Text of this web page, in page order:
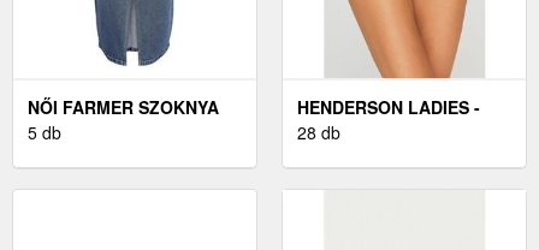
NŐI FARMER SZOKNYA
NOISY MAY
5 db
HENDERSON LADIES -
NŐI ALSÓ
28 db